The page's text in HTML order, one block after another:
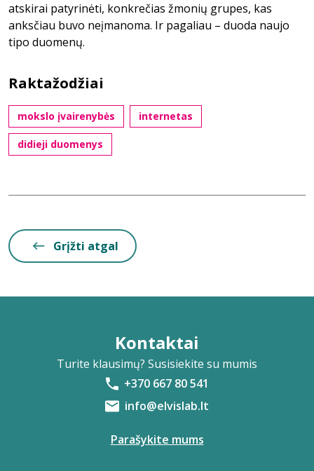
atskirai patyrinėti, konkrečias žmonių grupes, kas
anksčiau buvo neįmanoma. Ir pagaliau – duoda naujo
tipo duomenų.
Raktažodžiai
mokslo įvairenybės internetas
didieji duomenys
Grįžti atgal
Kontaktai
Turite klausimų? Susisiekite su mumis
+370 667 80 541
info@elvislab.lt
Parašykite mums